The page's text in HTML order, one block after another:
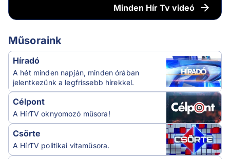
Minden Hír Tv videó
Műsoraink
Híradó
A hét minden napján, minden órában
jelentkezünk a legfrissebb hírekkel.
Célpont
A HírTV oknyomozó műsora!
Csörte
A HírTV politikai vitaműsora.